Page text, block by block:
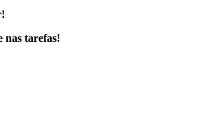
nas tarefas!